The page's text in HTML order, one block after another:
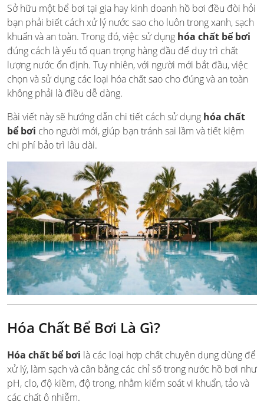
Sở hữu một bể bơi tại gia hay kinh doanh hồ bơi đều đòi hỏi
bạn phải biết cách xử lý nước sao cho luôn trong xanh, sạch
khuẩn và an toàn. Trong đó, việc sử dụng hóa chất bể bơi
đúng cách là yếu tố quan trọng hàng đầu để duy trì chất
lượng nước ổn định. Tuy nhiên, với người mới bắt đầu, việc
chọn và sử dụng các loại hóa chất sao cho đúng và an toàn
không phải là điều dễ dàng.
Bài viết này sẽ hướng dẫn chi tiết cách sử dụng hóa chất
bể bơi cho người mới, giúp bạn tránh sai lầm và tiết kiệm
chi phí bảo trì lâu dài.
Hóa Chất Bể Bơi Là Gì?
Hóa chất bể bơi là các loại hợp chất chuyên dụng dùng để
xử lý, làm sạch và cân bằng các chỉ số trong nước hồ bơi như
pH, clo, độ kiềm, độ trong, nhằm kiểm soát vi khuẩn, tảo và
các chất ô nhiễm.